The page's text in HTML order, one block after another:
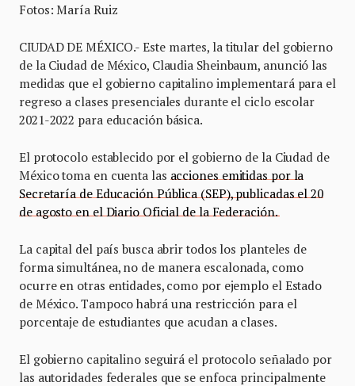
Fotos: María Ruiz
CIUDAD DE MÉXICO.- Este martes, la titular del gobierno
de la Ciudad de México, Claudia Sheinbaum, anunció las
medidas que el gobierno capitalino implementará para el
regreso a clases presenciales durante el ciclo escolar
2021-2022 para educación básica.
El protocolo establecido por el gobierno de la Ciudad de
México toma en cuenta las acciones emitidas por la
Secretaría de Educación Pública (SEP), publicadas el 20
de agosto en el Diario Oficial de la Federación.
La capital del país busca abrir todos los planteles de
forma simultánea, no de manera escalonada, como
ocurre en otras entidades, como por ejemplo el Estado
de México. Tampoco habrá una restricción para el
porcentaje de estudiantes que acudan a clases.
El gobierno capitalino seguirá el protocolo señalado por
las autoridades federales que se enfoca principalmente